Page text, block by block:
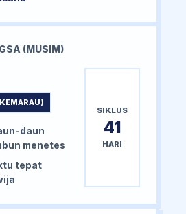
(MUSIM)
daun
menetes
tepat
SIKLUS
41
HARI